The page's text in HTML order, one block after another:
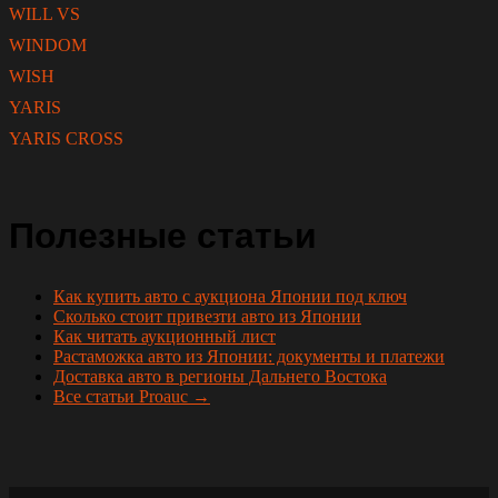
WILL VS
WINDOM
WISH
YARIS
YARIS CROSS
Полезные статьи
Как купить авто с аукциона Японии под ключ
Сколько стоит привезти авто из Японии
Как читать аукционный лист
Растаможка авто из Японии: документы и платежи
Доставка авто в регионы Дальнего Востока
Все статьи Proauc →